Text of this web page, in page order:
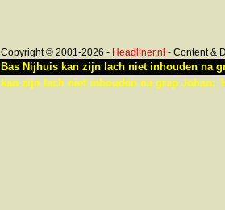
Copyright © 2001-2026 - Headliner.nl - Content &
Bas Nijhuis kan zijn lach niet inhouden na
kan zijn lach niet inhouden na grap Johan: